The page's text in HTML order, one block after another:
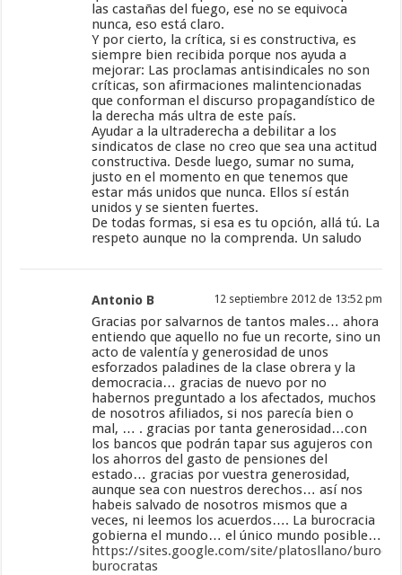
las castañas del fuego, ese no se equivoca
nunca, eso está claro.
Y por cierto, la crítica, si es constructiva, es
siempre bien recibida porque nos ayuda a
mejorar: Las proclamas antisindicales no son
críticas, son afirmaciones malintencionadas
que conforman el discurso propagandístico de
la derecha más ultra de este país.
Ayudar a la ultraderecha a debilitar a los
sindicatos de clase no creo que sea una actitud
constructiva. Desde luego, sumar no suma,
justo en el momento en que tenemos que
estar más unidos que nunca. Ellos sí están
unidos y se sienten fuertes.
De todas formas, si esa es tu opción, allá tú. La
respeto aunque no la comprenda. Un saludo
Antonio B 12 septiembre 2012 de 13:52 pm
Gracias por salvarnos de tantos males… ahora
entiendo que aquello no fue un recorte, sino un
acto de valentía y generosidad de unos
esforzados paladines de la clase obrera y la
democracia… gracias de nuevo por no
habernos preguntado a los afectados, muchos
de nosotros afiliados, si nos parecía bien o
mal, … . gracias por tanta generosidad…con
los bancos que podrán tapar sus agujeros con
los ahorros del gasto de pensiones del
estado… gracias por vuestra generosidad,
aunque sea con nuestros derechos… así nos
habeis salvado de nosotros mismos que a
veces, ni leemos los acuerdos…. La burocracia
gobierna el mundo… el único mundo posible…
https://sites.google.com/site/platosllano/
burocratas